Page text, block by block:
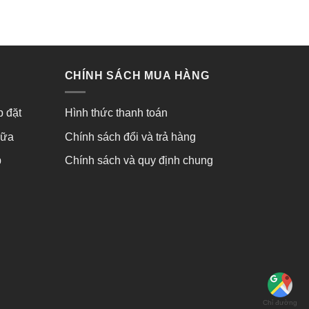
đặt
CHÍNH SÁCH MUA HÀNG
Hình thức thanh toán
Chính sách đổi và trả hàng
Chính sách và quy định chung
Chỉ đường